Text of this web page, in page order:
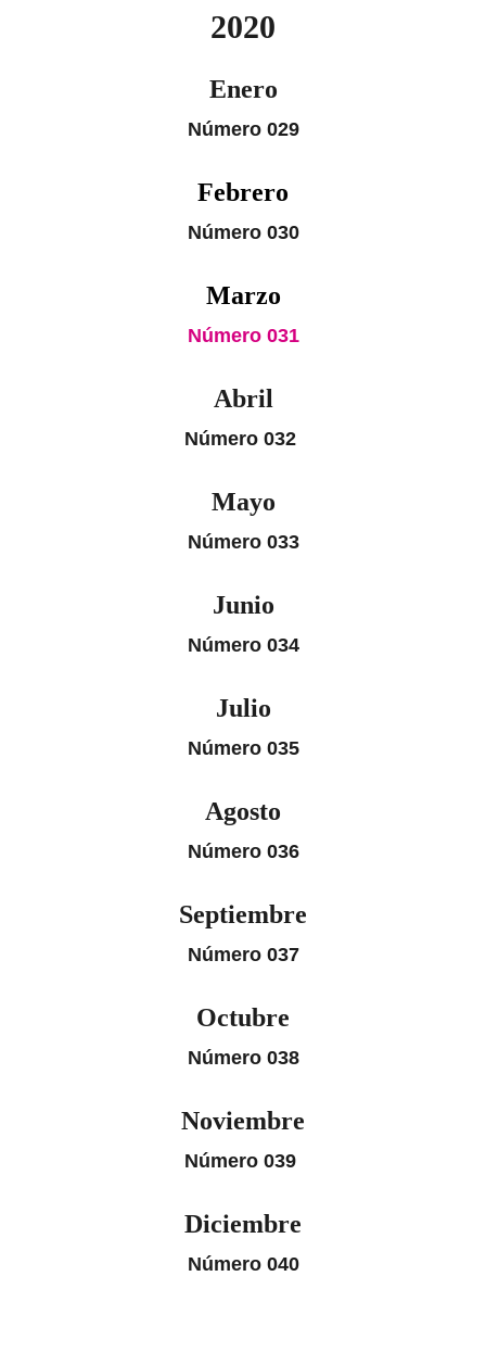
2020
Enero
Número 029
Febrero
Número 030
Marzo
Número 031
Abril
Número 032
Mayo
Número 033
Junio
Número 034
Julio
Número 035
Agosto
Número 036
Septiembre
Número 037
Octubre
Número 038
Noviembre
Número 039
Diciembre
Número 040